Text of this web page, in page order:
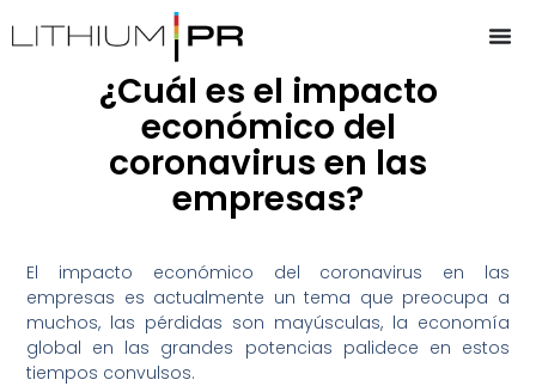
¿Cuál es el impacto
económico del
coronavirus en las
empresas?
El impacto económico del coronavirus en las
empresas es actualmente un tema que preocupa a
muchos, las pérdidas son mayúsculas, la economía
global en las grandes potencias palidece en estos
tiempos convulsos.